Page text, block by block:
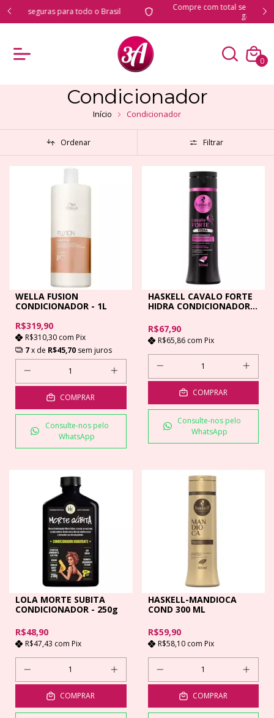
Compre com total segurança e produtos originais
garantidos
0
Condicionador
Início Condicionador
Ordenar Filtrar
WELLA FUSION
CONDICIONADOR - 1L
R$319,90
R$310,30 com Pix
7x de R$45,70 sem juros
COMPRAR
Consulte-nos pelo
WhatsApp
HASKELL CAVALO FORTE
HIDRA CONDICIONADOR -
R$67,90
R$65,86 com Pix
COMPRAR
Consulte-nos pelo
WhatsApp
LOLA MORTE SUBITA
CONDICIONADOR - 250g
R$48,90
R$47,43 com Pix
COMPRAR
HASKELL-MANDIOCA
COND 300 ML
R$59,90
R$58,10 com Pix
COMPRAR